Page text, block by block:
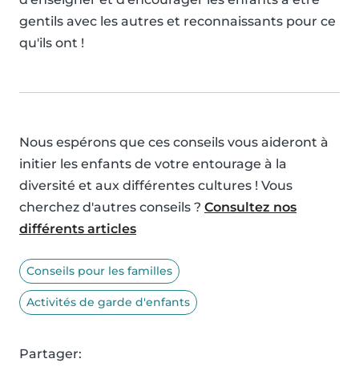
gentils avec les autres et reconnaissants pour ce
qu'ils ont !
Nous espérons que ces conseils vous aideront à
initier les enfants de votre entourage à la
diversité et aux différentes cultures ! Vous
cherchez d'autres conseils ? Consultez nos
différents articles
Conseils pour les familles
Activités de garde d'enfants
Partager: